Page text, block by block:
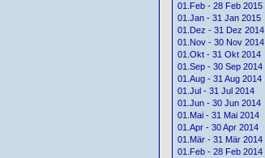
01.Feb - 28 Feb 2015
01.Jan - 31 Jan 2015
01.Dez - 31 Dez 2014
01.Nov - 30 Nov 2014
01.Okt - 31 Okt 2014
01.Sep - 30 Sep 2014
01.Aug - 31 Aug 2014
01.Jul - 31 Jul 2014
01.Jun - 30 Jun 2014
01.Mai - 31 Mai 2014
01.Apr - 30 Apr 2014
01.Mär - 31 Mär 2014
01.Feb - 28 Feb 2014